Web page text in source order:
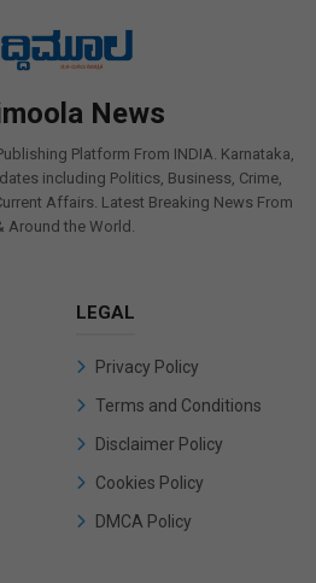
News
Platform From INDIA. Karnataka,
including Politics, Business, Crime,
Affairs. Latest Breaking News From
Around the World.
LEGAL
Privacy Policy
Terms and Conditions
Disclaimer Policy
Cookies Policy
DMCA Policy